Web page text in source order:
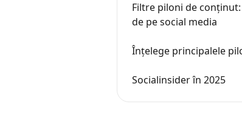
Filtre piloni de
de pe social media
Înțelege principalele
Socialinsider în 2025